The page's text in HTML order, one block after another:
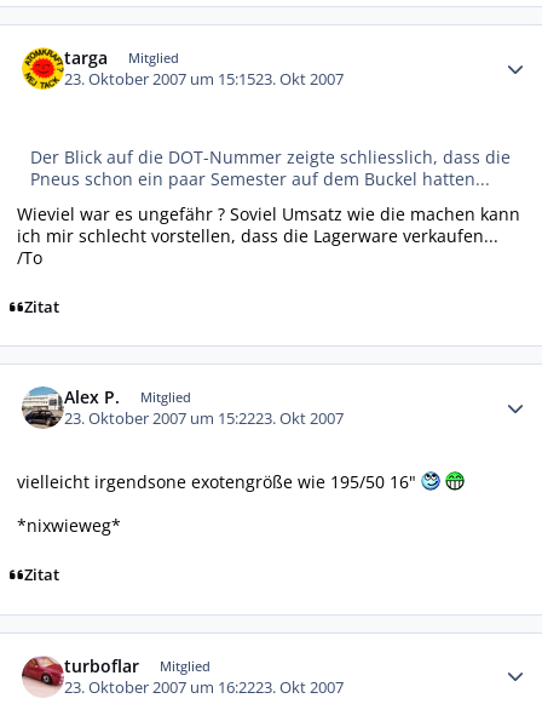
targa Mitglied
23. Oktober 2007 um 15:1523. Okt 2007
Der Blick auf die DOT-Nummer zeigte schliesslich, dass die
Pneus schon ein paar Semester auf dem Buckel hatten...
Wieviel war es ungefähr ? Soviel Umsatz wie die machen kann
ich mir schlecht vorstellen, dass die Lagerware verkaufen...
/To
Zitat
Alex P. Mitglied
23. Oktober 2007 um 15:2223. Okt 2007
vielleicht irgendsone exotengröße wie 195/50 16"
*nixwieweg*
Zitat
turboflar Mitglied
23. Oktober 2007 um 16:2223. Okt 2007